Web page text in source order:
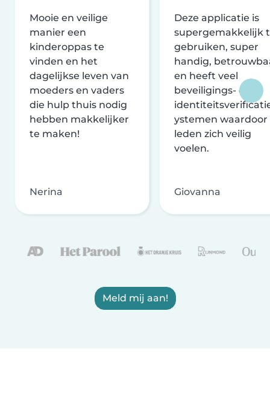
Mooie en veilige
manier een
kinderoppas te
vinden en het
dagelijkse leven van
moeders en vaders
die hulp thuis nodig
hebben makkelijker
te maken!
Nerina
Deze applicatie is
supergemakkelijk
gebruiken, super
handig,
en heeft veel
beveiligings- en
ystemen waardoor
leden zich veilig
voelen.
Giovanna
Meld mij aan!